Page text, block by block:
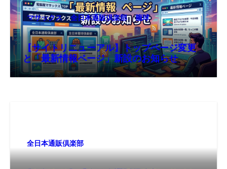
マサックス 全日本通販倶楽部 籠球
【サイトリニューアル】トップページ変更
と「最新情報ページ」新設のお知らせ
全日本通販倶楽部